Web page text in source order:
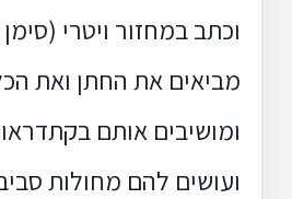
וכתב במחזור ויטרי
מביאים את החתן ואת
ומושיבים אותם
ועושים להם מחולות